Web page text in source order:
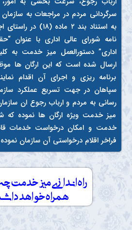
سرگردانی مردم در مراجعات به سازمان
نامه شورای عالی اداری با عنوان
اداری” دستورالعمل میز خدمت به
ارسال شده است که این ارگان ها
برنامه ریزی و اجرای آن اقدام
سپاهان در جهت تسریع عملکرد
رسانی به مردم و ارباب رجوع ان
میز خدمت ویژه ارگان ها نموده که
خدمت و امکان درخواست خدمات
فراخر اقلام درخواستی آن سازمان
راه اندازی میز خدمت چه
همراه خواهد